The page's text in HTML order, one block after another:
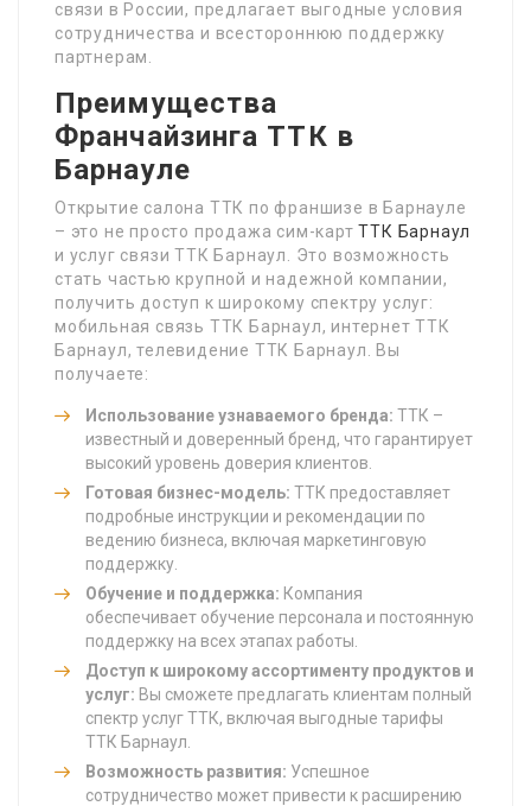
связи в России, предлагает выгодные условия
сотрудничества и всестороннюю поддержку
партнерам.
Преимущества
Франчайзинга ТТК в
Барнауле
Открытие салона ТТК по франшизе в Барнауле
– это не просто продажа сим-картТТК Барнаул
и услуг связи ТТК Барнаул. Это возможность
стать частью крупной и надежной компании,
получить доступ к широкому спектру услуг:
мобильная связь ТТК Барнаул, интернет ТТК
Барнаул, телевидение ТТК Барнаул. Вы
получаете:
Использование узнаваемого бренда: ТТК –
известный и доверенный бренд, что гарантирует
высокий уровень доверия клиентов.
Готовая бизнес-модель: ТТК предоставляет
подробные инструкции и рекомендации по
ведению бизнеса, включая маркетинговую
поддержку.
Обучение и поддержка: Компания
обеспечивает обучение персонала и постоянную
поддержку на всех этапах работы.
Доступ к широкому ассортименту продуктов и
услуг: Вы сможете предлагать клиентам полный
спектр услуг ТТК, включая выгодные тарифы
ТТК Барнаул.
Возможность развития: Успешное
сотрудничество может привести к расширению